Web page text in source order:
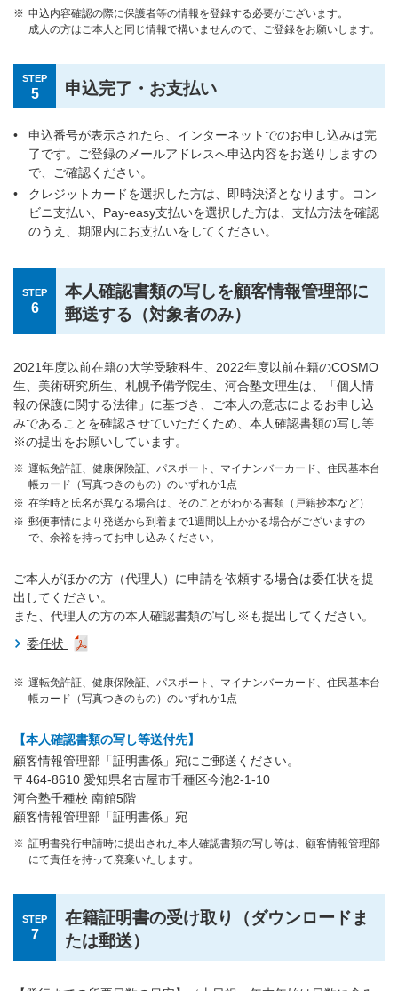
申込内容確認の際に保護者等の情報を登録する必要がございます。
成人の方はご本人と同じ情報で構いませんので、ご登録をお願いします。
STEP
5 申込完了・お支払い
申込番号が表示されたら、インターネットでのお申し込みは完
了です。ご登録のメールアドレスへ申込内容をお送りしますの
で、ご確認ください。
クレジットカードを選択した方は、即時決済となります。コン
ビニ支払い、Pay-easy支払いを選択した方は、支払方法を確認
のうえ、期限内にお支払いをしてください。
STEP
6
本人確認書類の写しを顧客情報管理部に
郵送する（対象者のみ）
2021年度以前在籍の大学受験科生、2022年度以前在籍のCOSMO
生、美術研究所生、札幌予備学院生、河合塾文理生は、「個人情
報の保護に関する法律」に基づき、ご本人の意志によるお申し込
みであることを確認させていただくため、本人確認書類の写し等
※の提出をお願いしています。
運転免許証、健康保険証、パスポート、マイナンバーカード、住民基本台
帳カード（写真つきのもの）のいずれか1点
在学時と氏名が異なる場合は、そのことがわかる書類（戸籍抄本など）
郵便事情により発送から到着まで1週間以上かかる場合がございますの
で、余裕を持ってお申し込みください。
ご本人がほかの方（代理人）に申請を依頼する場合は委任状を提
出してください。
また、代理人の方の本人確認書類の写し※も提出してください。
委任状
運転免許証、健康保険証、パスポート、マイナンバーカード、住民基本台
帳カード（写真つきのもの）のいずれか1点
【本人確認書類の写し等送付先】
顧客情報管理部「証明書係」宛にご郵送ください。
〒464-8610 愛知県名古屋市千種区今池2-1-10
河合塾千種校 南館5階
顧客情報管理部「証明書係」宛
証明書発行申請時に提出された本人確認書類の写し等は、顧客情報管理部
にて責任を持って廃棄いたします。
STEP
7
在籍証明書の受け取り（ダウンロードま
たは郵送）